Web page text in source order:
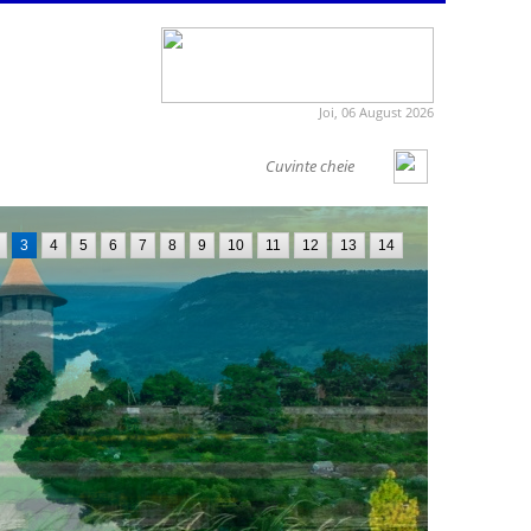
Joi, 06 August 2026
3 4 5 6 7 8 9 10 11 12 13 14